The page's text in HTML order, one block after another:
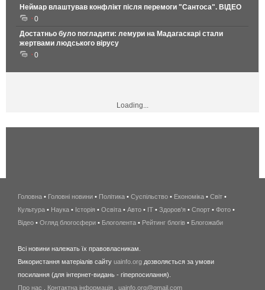
Неймар влаштував конфлікт після перемоги "Сантоса". ВІДЕО
0
Достатньо було погладити: лемури на Мадагаскарі стали
жертвами людського вірусу
0
Loading...
беспроводной
интернет
киев
wimax
в
Головна • Головні новини • Політика • Суспільство • Економіка • Світ •
Культура • Наука • Історія • Освіта • Авто • IT • Здоров'я • Спорт • Фото •
Відео • Огляд блогосфери • Блоголента • Рейтинг блогів • Блогожаби
Всі новини належать їх правовласникам.
Використання матеріалів сайту uainfo.org дозволяється за умови
посилання (для інтернет-видань - гіперпосилання).
Про нас
Контактна інформація uainfo.org@gmail.com